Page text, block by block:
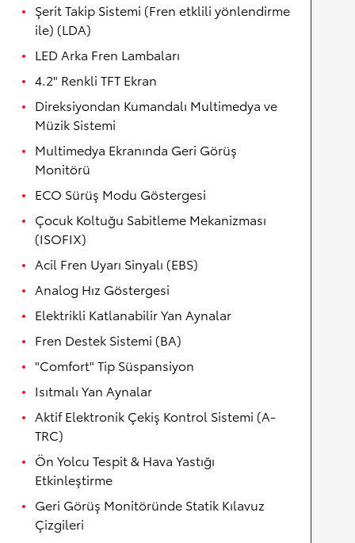
Şerit Takip Sistemi (Fren etklili yönlendirme
ile) (LDA)
LED Arka Fren Lambaları
4.2" Renkli TFT Ekran
Direksiyondan Kumandalı Multimedya ve
Müzik Sistemi
Multimedya Ekranında Geri Görüş
Monitörü
ECO Sürüş Modu Göstergesi
Çocuk Koltuğu Sabitleme Mekanizması
(ISOFIX)
Acil Fren Uyarı Sinyalı (EBS)
Analog Hız Göstergesi
Elektrikli Katlanabilir Yan Aynalar
Fren Destek Sistemi (BA)
"Comfort" Tip Süspansiyon
Isıtmalı Yan Aynalar
Aktif Elektronik Çekiş Kontrol Sistemi (A-
TRC)
Ön Yolcu Tespit & Hava Yastığı
Etkinleştirme
Geri Görüş Monitöründe Statik Kılavuz
Çizgileri